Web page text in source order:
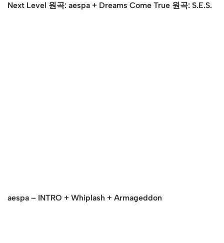
Next Level 원곡: aespa + Dreams Come True 원곡: S.E.S.
aespa – INTRO + Whiplash + Armageddon